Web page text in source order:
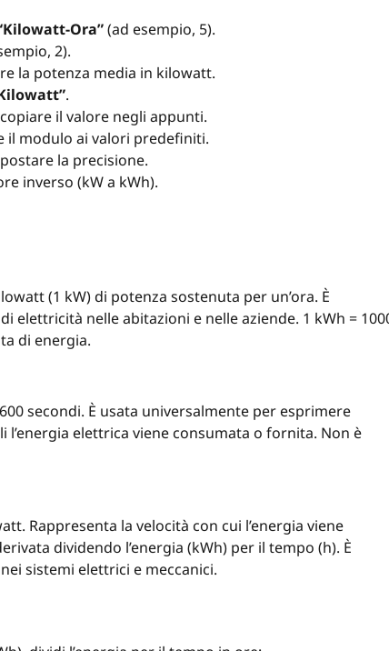
Ora”(ad esempio, 5).
2).
la potenza media in kilowatt.
.
il valore negli appunti.
il modulo ai valori predefiniti.
la precisione.
inverso (kW a kWh).
(1 kW) di potenza sostenuta per un’ora. È
elettricità nelle abitazioni e nelle aziende. 1 kWh =
di energia.
secondi. È usata universalmente per esprimere
elettrica viene consumata o fornita. Non è
Rappresenta la velocità con cui l’energia viene
dividendo l’energia (kWh) per il tempo (h). È
sistemi elettrici e meccanici.